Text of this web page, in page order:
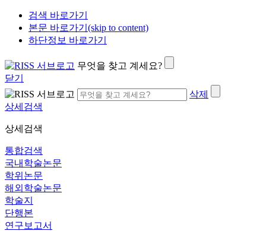
검색 바로가기
본문 바로가기(skip to content)
하단정보 바로가기
무엇을 찾고 계세요?
닫기
삭제
상세검색
상세검색
통합검색
국내학술논문
학위논문
해외학술논문
학술지
단행본
연구보고서